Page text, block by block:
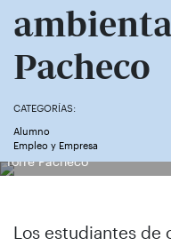
Pacheco
CATEGORÍAS:
Alumno
Empleo y Empresa
Los estudiantes de
Torre Pacheco
Los estudiantes de